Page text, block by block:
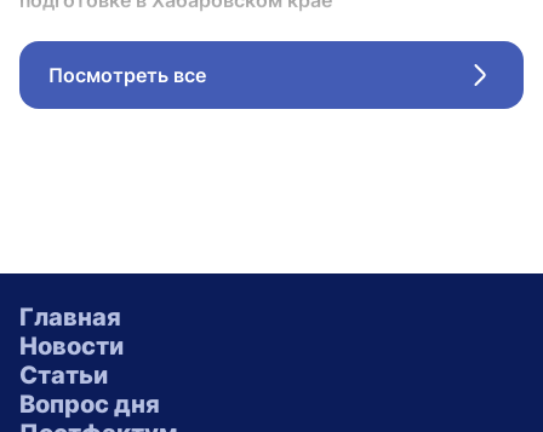
Посмотреть все
Главная
Новости
Статьи
Вопрос дня